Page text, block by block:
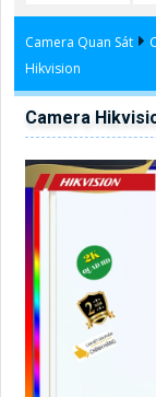
Camera Quan Sát
Hikvision
Camera